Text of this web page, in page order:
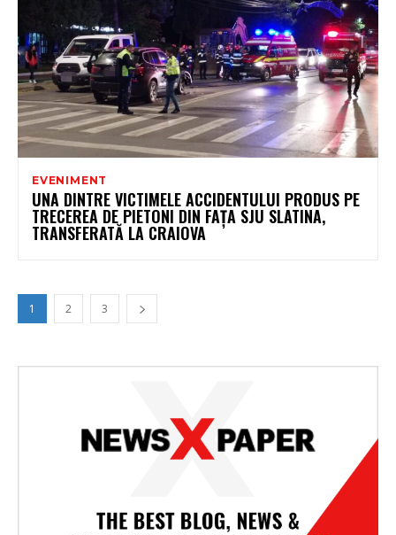
EVENIMENT
UNA DINTRE VICTIMELE ACCIDENTULUI PRODUS PE
TRECEREA DE PIETONI DIN FAȚA SJU SLATINA,
TRANSFERATĂ LA CRAIOVA
1 2 3